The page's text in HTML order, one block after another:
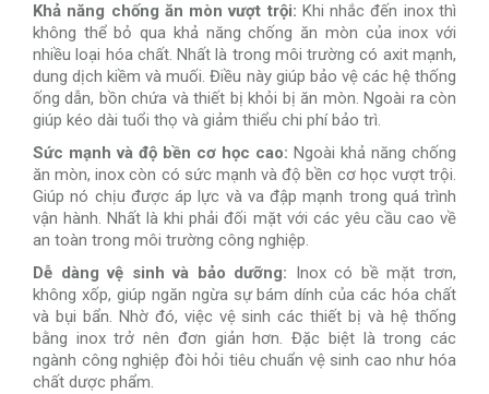
Khả năng chống ăn mòn vượt trội: Khi nhắc đến inox thì
không thể bỏ qua khả năng chống ăn mòn của inox với
nhiều loại hóa chất. Nhất là trong môi trường có axit mạnh,
dung dịch kiềm và muối. Điều này giúp bảo vệ các hệ thống
ống dẫn, bồn chứa và thiết bị khỏi bị ăn mòn. Ngoài ra còn
giúp kéo dài tuổi thọ và giảm thiểu chi phí bảo trì.
Sức mạnh và độ bền cơ học cao: Ngoài khả năng chống
ăn mòn, inox còn có sức mạnh và độ bền cơ học vượt trội.
Giúp nó chịu được áp lực và va đập mạnh trong quá trình
vận hành. Nhất là khi phải đối mặt với các yêu cầu cao về
an toàn trong môi trường công nghiệp.
Dễ dàng vệ sinh và bảo dưỡng: Inox có bề mặt trơn,
không xốp, giúp ngăn ngừa sự bám dính của các hóa chất
và bụi bẩn. Nhờ đó, việc vệ sinh các thiết bị và hệ thống
bằng inox trở nên đơn giản hơn. Đặc biệt là trong các
ngành công nghiệp đòi hỏi tiêu chuẩn vệ sinh cao như hóa
chất dược phẩm.